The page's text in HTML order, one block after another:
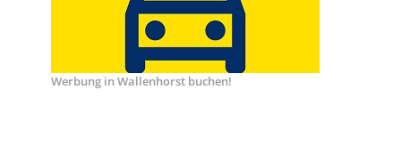
Werbung in Wallenhorst buchen!